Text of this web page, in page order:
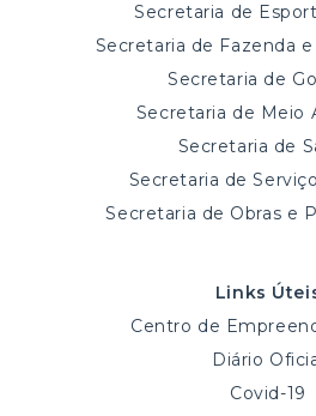
Secretaria de
Secretaria de Fazenda
Secretaria de
Secretaria de Meio
Secretaria de
Secretaria de
Secretaria de Obras e
Links
Centro de
Diário
Covid-19